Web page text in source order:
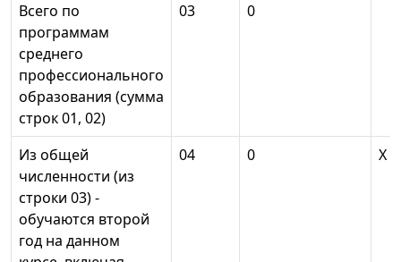
Всего по
программам
среднего
профессионального
образования (сумма
строк 01, 02)
03 0
Из общей
численности (из
строки 03) -
обучаются второй
год на данном
04 0 X